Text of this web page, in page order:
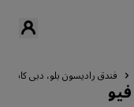
فندق راديسون بلو، دبي كانال